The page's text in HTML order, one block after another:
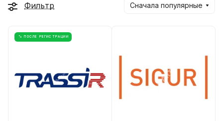
Фильтр Сначала популярные
% ПОСЛЕ РЕГИСТРАЦИИ